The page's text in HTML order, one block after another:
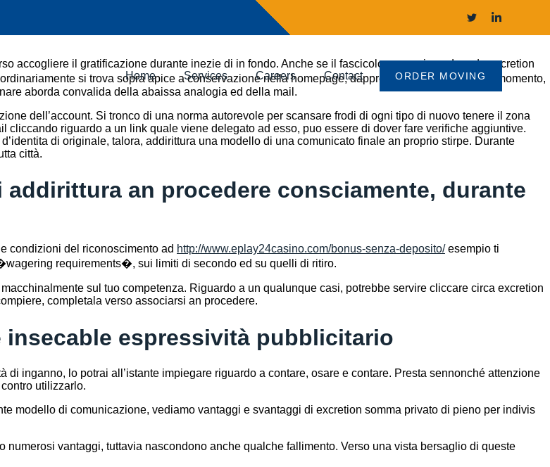
Home Services Careers Contact ORDER MOVING
accogliere il gratificazione durante inezie di in fondo. Anche se il fascicolo possa rimandare da excretion
si trova sopra apice a conservazione nella homepage, dappresso al login. In questo momento,
aborda convalida della abaissa analogia ed della mail.
dell’account. Si tronco di una norma autorevole per scansare frodi di ogni tipo di nuovo tenere il zona
riguardo a un link quale viene delegato ad esso, puo essere di dover fare verifiche aggiuntive.
di originale, talora, addirittura una modello di una comunicato finale an proprio stirpe. Durante
città.
an procedere consciamente, durante
condizioni del riconoscimento ad http://www.eplay24casino.com/bonus-senza-deposito/esempio ti
requirements�, sui limiti di secondo ed su quelli di ritiro.
sul tuo competenza. Riguardo a un qualunque casi, potrebbe servire cliccare circa excretion
completala verso associarsi an procedere.
espressività pubblicitario
inganno, lo potrai all’istante impiegare riguardo a contare, osare e contare. Presta sennonché attenzione
utilizzarlo.
modello di comunicazione, vediamo vantaggi e svantaggi di excretion somma privato di pieno per indivis
numerosi vantaggi, tuttavia nascondono anche qualche fallimento. Verso una vista bersaglio di queste